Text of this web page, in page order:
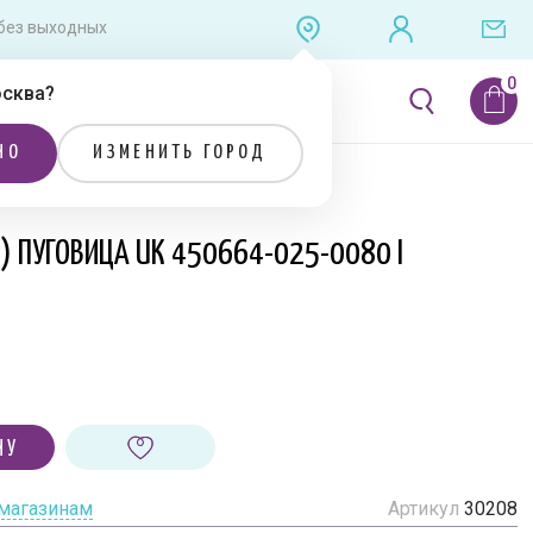
выходных
?
ИЗМЕНИТЬ ГОРОД
ЛИТЕРАТУРА
ПУГОВИЦА UK 450664-025-0080 I
Артикул 30208